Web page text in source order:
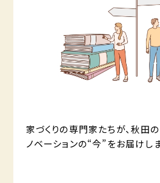
家づくりの専門家たちが、秋田
ノベーションの“今”をお届けしま